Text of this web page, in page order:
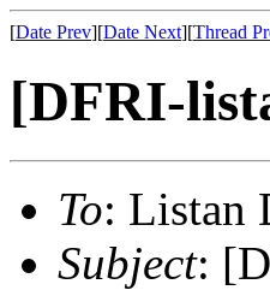
[Date Prev][Date Next][Thread
[DFRI-
To: Listan
Subject: